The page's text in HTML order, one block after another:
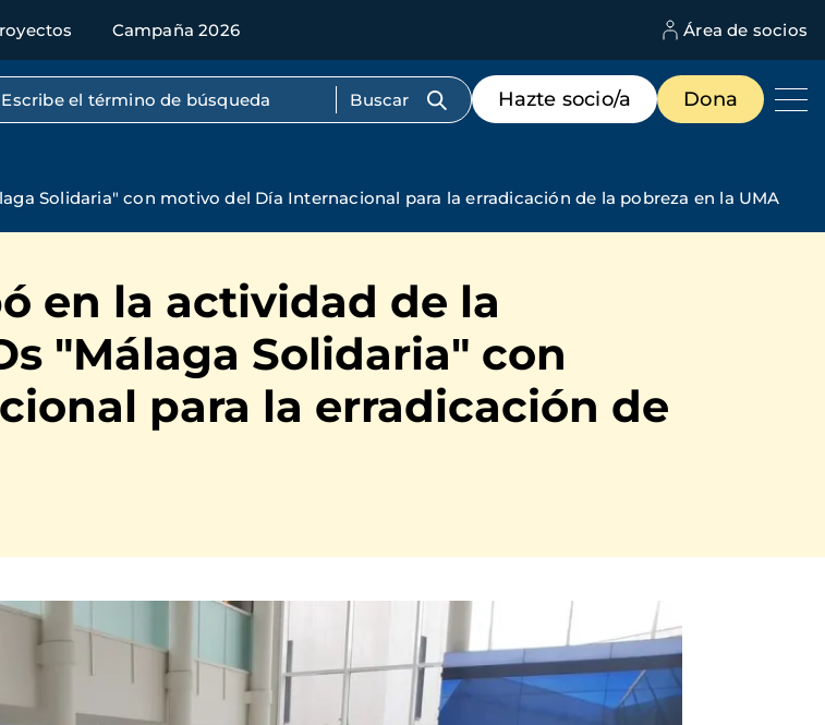
Campaña 2026 Área de socios
Búsqueda por texto completo
Menú
de
destacados
Hazte socio/a Dona
Solidaria" con motivo del Día Internacional para la erradicación de la pobreza en la UMA
en la actividad de la
"Málaga Solidaria" con
para la erradicación de